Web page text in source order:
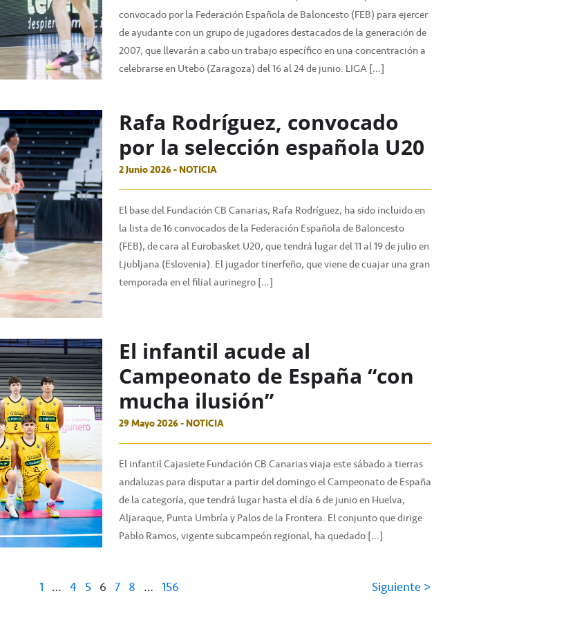
convocado por la Federación Española de Baloncesto (FEB) para ejercer
de ayudante con un grupo de jugadores destacados de la generación de
2007, que llevarán a cabo un trabajo específico en una concentración a
celebrarse en Utebo (Zaragoza) del 16 al 24 de junio. LIGA […]
Rafa Rodríguez, convocado
por la selección española U20
2 Junio 2026 - NOTICIA
El base del Fundación CB Canarias, Rafa Rodríguez, ha sido incluido en
la lista de 16 convocados de la Federación Española de Baloncesto
(FEB), de cara al Eurobasket U20, que tendrá lugar del 11 al 19 de julio en
Ljubljana (Eslovenia). El jugador tinerfeño, que viene de cuajar una gran
temporada en el filial aurinegro […]
El infantil acude al
Campeonato de España “con
mucha ilusión”
29 Mayo 2026 - NOTICIA
El infantil Cajasiete Fundación CB Canarias viaja este sábado a tierras
andaluzas para disputar a partir del domingo el Campeonato de España
de la categoría, que tendrá lugar hasta el día 6 de junio en Huelva,
Aljaraque, Punta Umbría y Palos de la Frontera. El conjunto que dirige
Pablo Ramos, vigente subcampeón regional, ha quedado […]
1 … 4 5 6 7 8 … 156 Siguiente >